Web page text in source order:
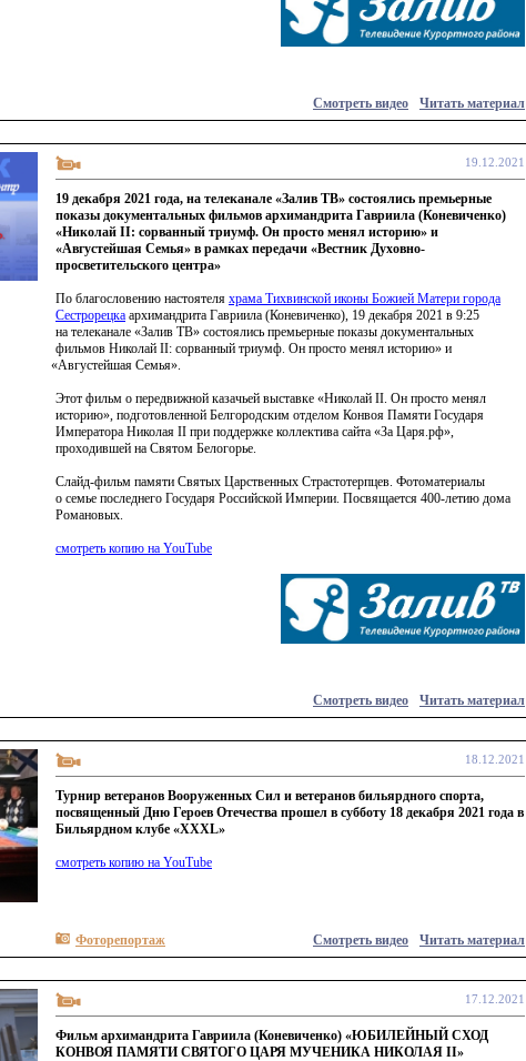
Читать материал
Смотреть видео
19.12.2021
19 декабря 2021 года, на телеканале «Залив ТВ» состоялись премьерные
показы документальных фильмов архимандрита Гавриила (Коневиченко)
«Николай II: сорванный триумф. Он просто менял историю» и
«Августейшая Семья» в рамках передачи «Вестник Духовно-
просветительского центра»
По благословению настоятеля храма Тихвинской иконы Божией Матери города
Сестрорецка архимандрита Гавриила (Коневиченко), 19 декабря 2021 в 9:25
на телеканале «Залив ТВ» состоялись премьерные показы документальных
фильмов Николай II: сорванный триумф. Он просто менял историю» и
«Августейшая Семья».
Этот фильм о передвижной казачьей выставке «Николай II. Он просто менял
историю», подготовленной Белгородским отделом Конвоя Памяти Государя
Императора Николая II при поддержке коллектива сайта «За Царя.рф»,
проходившей на Святом Белогорье.
Слайд-фильм памяти Святых Царственных Страстотерпцев. Фотоматериалы
о семье последнего Государя Российской Империи. Посвящается 400-летию дома
Романовых.
смотреть копию на YouTube
Читать материал
Смотреть видео
18.12.2021
Турнир ветеранов Вооруженных Сил и ветеранов бильярдного спорта,
посвященный Дню Героев Отечества прошел в субботу 18 декабря 2021 года в
Бильярдном клубе «XXXL»
смотреть копию на YouTube
Фоторепортаж Читать материал
Смотреть видео
17.12.2021
Фильм архимандрита Гавриила (Коневиченко) «ЮБИЛЕЙНЫЙ СХОД
КОНВОЯ ПАМЯТИ СВЯТОГО ЦАРЯ МУЧЕНИКА НИКОЛАЯ II»